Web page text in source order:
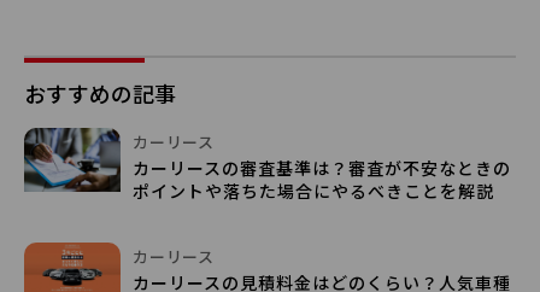
おすすめの記事
カーリース
カーリースの審査基準は？審査が不安なときの
ポイントや落ちた場合にやるべきことを解説
カーリース
カーリースの見積料金はどのくらい？人気車種